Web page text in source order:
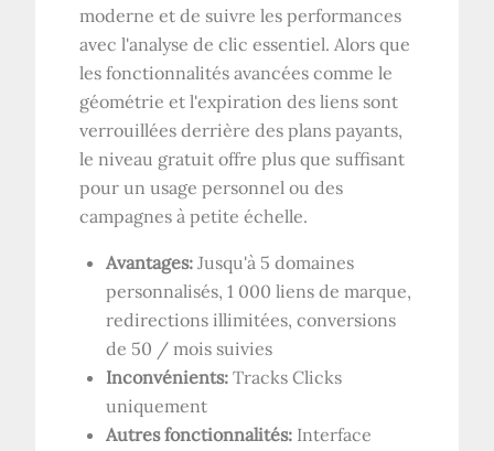
moderne et de suivre les performances
avec l'analyse de clic essentiel. Alors que
les fonctionnalités avancées comme le
géométrie et l'expiration des liens sont
verrouillées derrière des plans payants,
le niveau gratuit offre plus que suffisant
pour un usage personnel ou des
campagnes à petite échelle.
Avantages: Jusqu'à 5 domaines
personnalisés, 1 000 liens de marque,
redirections illimitées, conversions
de 50 / mois suivies
Inconvénients: Tracks Clicks
uniquement
Autres fonctionnalités: Interface